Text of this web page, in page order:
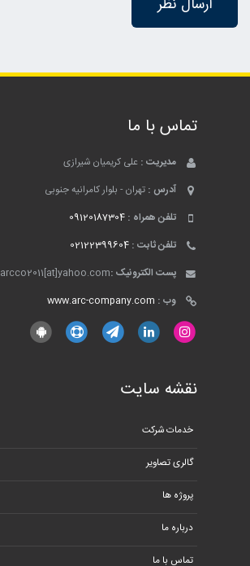
تماس با ما
مدیریت : علی کریمیان شیرازی
آدرس : تهران - بلوار کامرانیه جنوبی
تلفن همراه : 09120187304
تلفن ثابت : 02122399604
پست الکترونیک :arcco2011[at]yahoo.com
وب : www.arc-company.com
نقشه سایت
خدمات شرکت
گالری تصاویر
پروژه ها
درباره ما
تماس با ما